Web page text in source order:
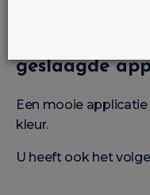
geslaagde
Een mooie
kleur.
U heeft ook het